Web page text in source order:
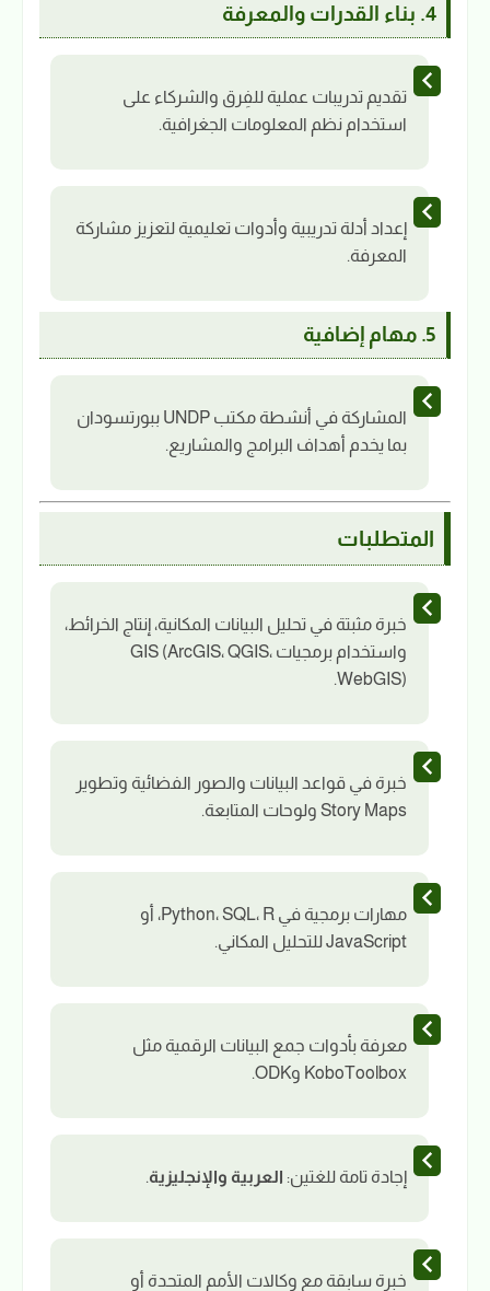
4. بناء القدرات والمعرفة
تقديم تدريبات عملية للفِرق والشركاء على
استخدام نظم المعلومات الجغرافية.
إعداد أدلة تدريبية وأدوات تعليمية لتعزيز مشاركة
المعرفة.
5. مهام إضافية
المشاركة في أنشطة مكتب UNDP ببورتسودان
بما يخدم أهداف البرامج والمشاريع.
المتطلبات
خبرة مثبتة في تحليل البيانات المكانية، إنتاج الخرائط،
واستخدام برمجيات GIS (ArcGIS، QGIS،
WebGIS).
خبرة في قواعد البيانات والصور الفضائية وتطوير
Story Maps ولوحات المتابعة.
مهارات برمجية في Python، SQL، R، أو
JavaScript للتحليل المكاني.
معرفة بأدوات جمع البيانات الرقمية مثل
KoboToolbox وODK.
إجادة تامة للغتين: العربية والإنجليزية.
خبرة سابقة مع وكالات الأمم المتحدة أو